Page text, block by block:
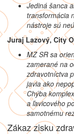
Jediná šanca
transformácia
nástroje sú
Juraj Lazový, City
MZ SR sa
zamerané na
zdravotníctva
javia ako
Chýba
a ľavicového
samotnému
Zákaz zisku